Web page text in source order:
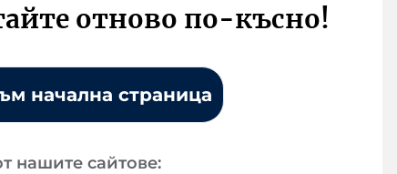
отново по-късно!
начална страница
нашите сайтове: